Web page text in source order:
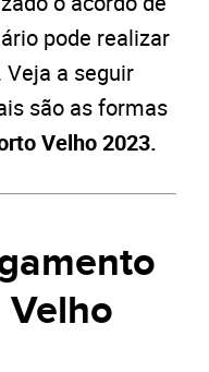
pode realizar
a seguir
são as formas
Velho 2023.
Velho